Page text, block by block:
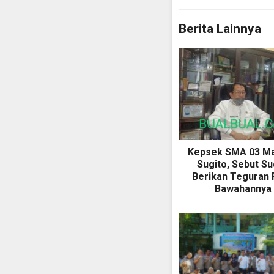
Berita Lainnya
Kepsek SMA 03
Sugito, Sebut
Berikan Teguran
Bawahannya